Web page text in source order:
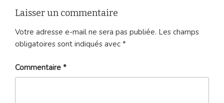
Laisser un commentaire
Votre adresse e-mail ne sera pas publiée. Les champs
obligatoires sont indiqués avec *
Commentaire *